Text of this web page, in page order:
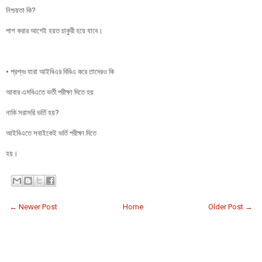
নিশ্চয়তা কি?
পাশ করার আগেই হয়ত চাকুরী হয়ে যাবে।
• প্রশ্নঃ যারা আইবিএর বিবিএ করে তাদেরও কি
আবার এমবিএতে ভর্তী পরীক্ষা দিতে হয়
নাকি সরাসরি ভর্তি হয়?
আইবিএতে সবাইকেই ভর্তি পরীক্ষা দিতে
হয়।
← Newer Post Older Post →
Home